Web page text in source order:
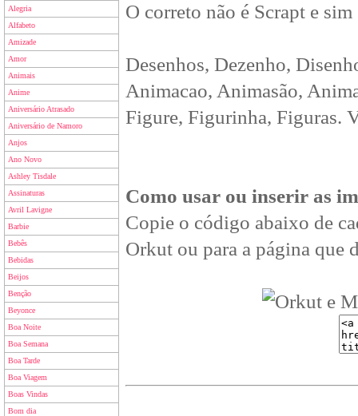
Alegria
Alfabeto
Amizade
Amor
Animais
Anime
Aniversário Atrasado
Aniversário de Namoro
Anjos
Ano Novo
Ashley Tisdale
Assinaturas
Avril Lavigne
Barbie
Bebês
Bebidas
Beijos
Benção
Beyonce
Boa Noite
Boa Semana
Boa Tarde
Boa Viagem
Boas Vindas
Bom dia
O correto não é Scrapt e
Desenhos, Dezenho,
Animacao, Animasão,
Figure, Figurinha, Figuras.
Como usar ou inserir as
Copie o código abaixo de
Orkut ou para a página que